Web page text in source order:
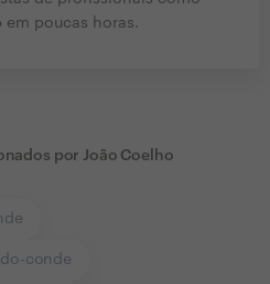
em poucas horas.
por João Coelho
conde